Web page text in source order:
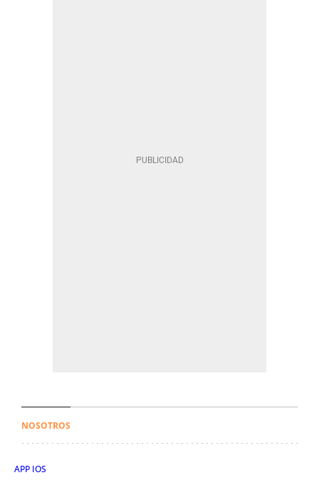
NOSOTROS
APP IOS